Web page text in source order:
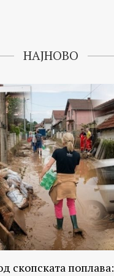
НАЈНОВО
скопската поплава: